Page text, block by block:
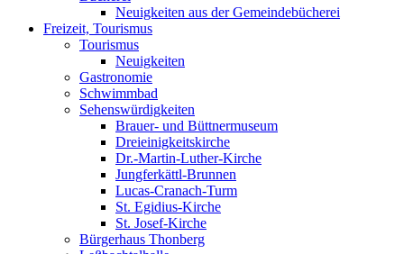
Neuigkeiten aus der Gemeindebücherei
Freizeit, Tourismus
Tourismus
Neuigkeiten
Gastronomie
Schwimmbad
Sehenswürdigkeiten
Brauer- und Büttnermuseum
Dreieinigkeitskirche
Dr.-Martin-Luther-Kirche
Jungferkättl-Brunnen
Lucas-Cranach-Turm
St. Egidius-Kirche
St. Josef-Kirche
Bürgerhaus Thonberg